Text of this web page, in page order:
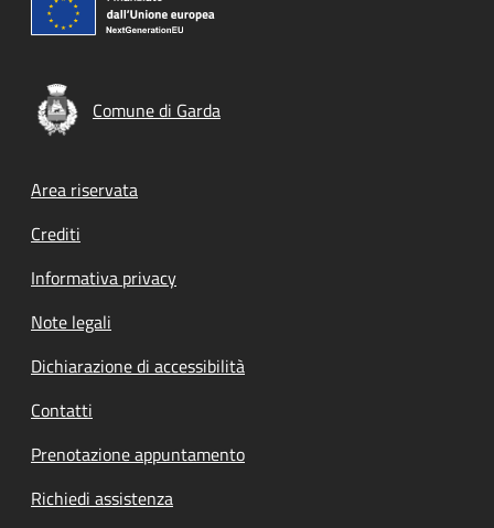
Comune di Garda
Footer menu
Area riservata
Crediti
Informativa privacy
Note legali
Dichiarazione di accessibilità
Contatti
Prenotazione appuntamento
Richiedi assistenza